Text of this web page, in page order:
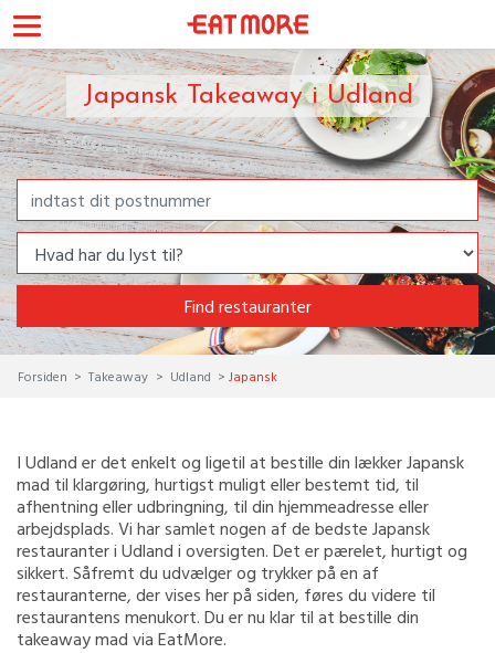
Japansk Takeaway i Udland
Find restauranter
Forsiden Takeaway Udland Japansk
I Udland er det enkelt og ligetil at bestille din lækker Japansk
mad til klargøring, hurtigst muligt eller bestemt tid, til
afhentning eller udbringning, til din hjemmeadresse eller
arbejdsplads. Vi har samlet nogen af de bedste Japansk
restauranter i Udland i oversigten. Det er pærelet, hurtigt og
sikkert. Såfremt du udvælger og trykker på en af
restauranterne, der vises her på siden, føres du videre til
restaurantens menukort. Du er nu klar til at bestille din
takeaway mad via EatMore.